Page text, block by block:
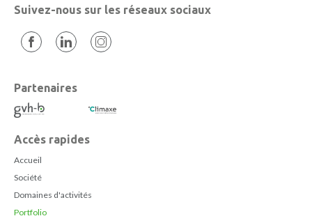
Suivez-nous sur les réseaux sociaux
Partenaires
Accès rapides
Accueil
Société
Domaines d'activités
Portfolio